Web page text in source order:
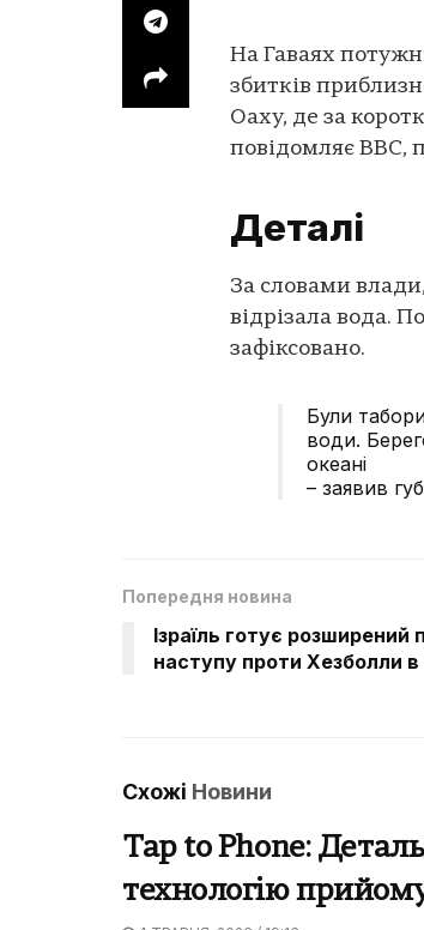
На Гаваях
збитків
Оаху, де за
повідомляє BBC,
Деталі
За словами
відрізала вода.
зафіксовано.
Були
води.
океані
– заявив
Попередня новина
Ізраїль готує розширений
наступу проти Хезболли в
Схожі Новини
Tap to Phone:
технологію